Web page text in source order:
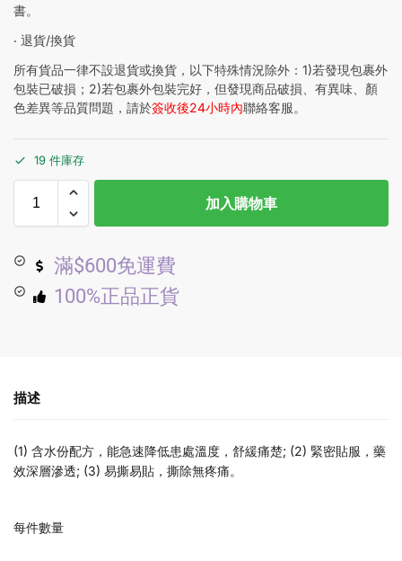
書。
‧ 退貨/換貨
所有貨品一律不設退貨或換貨，以下特殊情況除外：1)若發現包裹外
包裝已破損；2)若包裹外包裝完好，但發現商品破損、有異味、顏
色差異等品質問題，請於簽收後24小時內聯絡客服。
19 件庫存
加入購物車
滿$600免運費
100%正品正貨
描述
(1) 含水份配方，能急速降低患處溫度，舒緩痛楚; (2) 緊密貼服，藥
效深層滲透; (3) 易撕易貼，撕除無疼痛。
每件數量